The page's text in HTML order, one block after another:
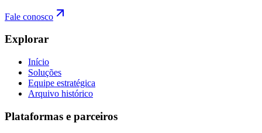
Fale conosco
Explorar
Início
Soluções
Equipe estratégica
Arquivo histórico
Plataformas e parceiros